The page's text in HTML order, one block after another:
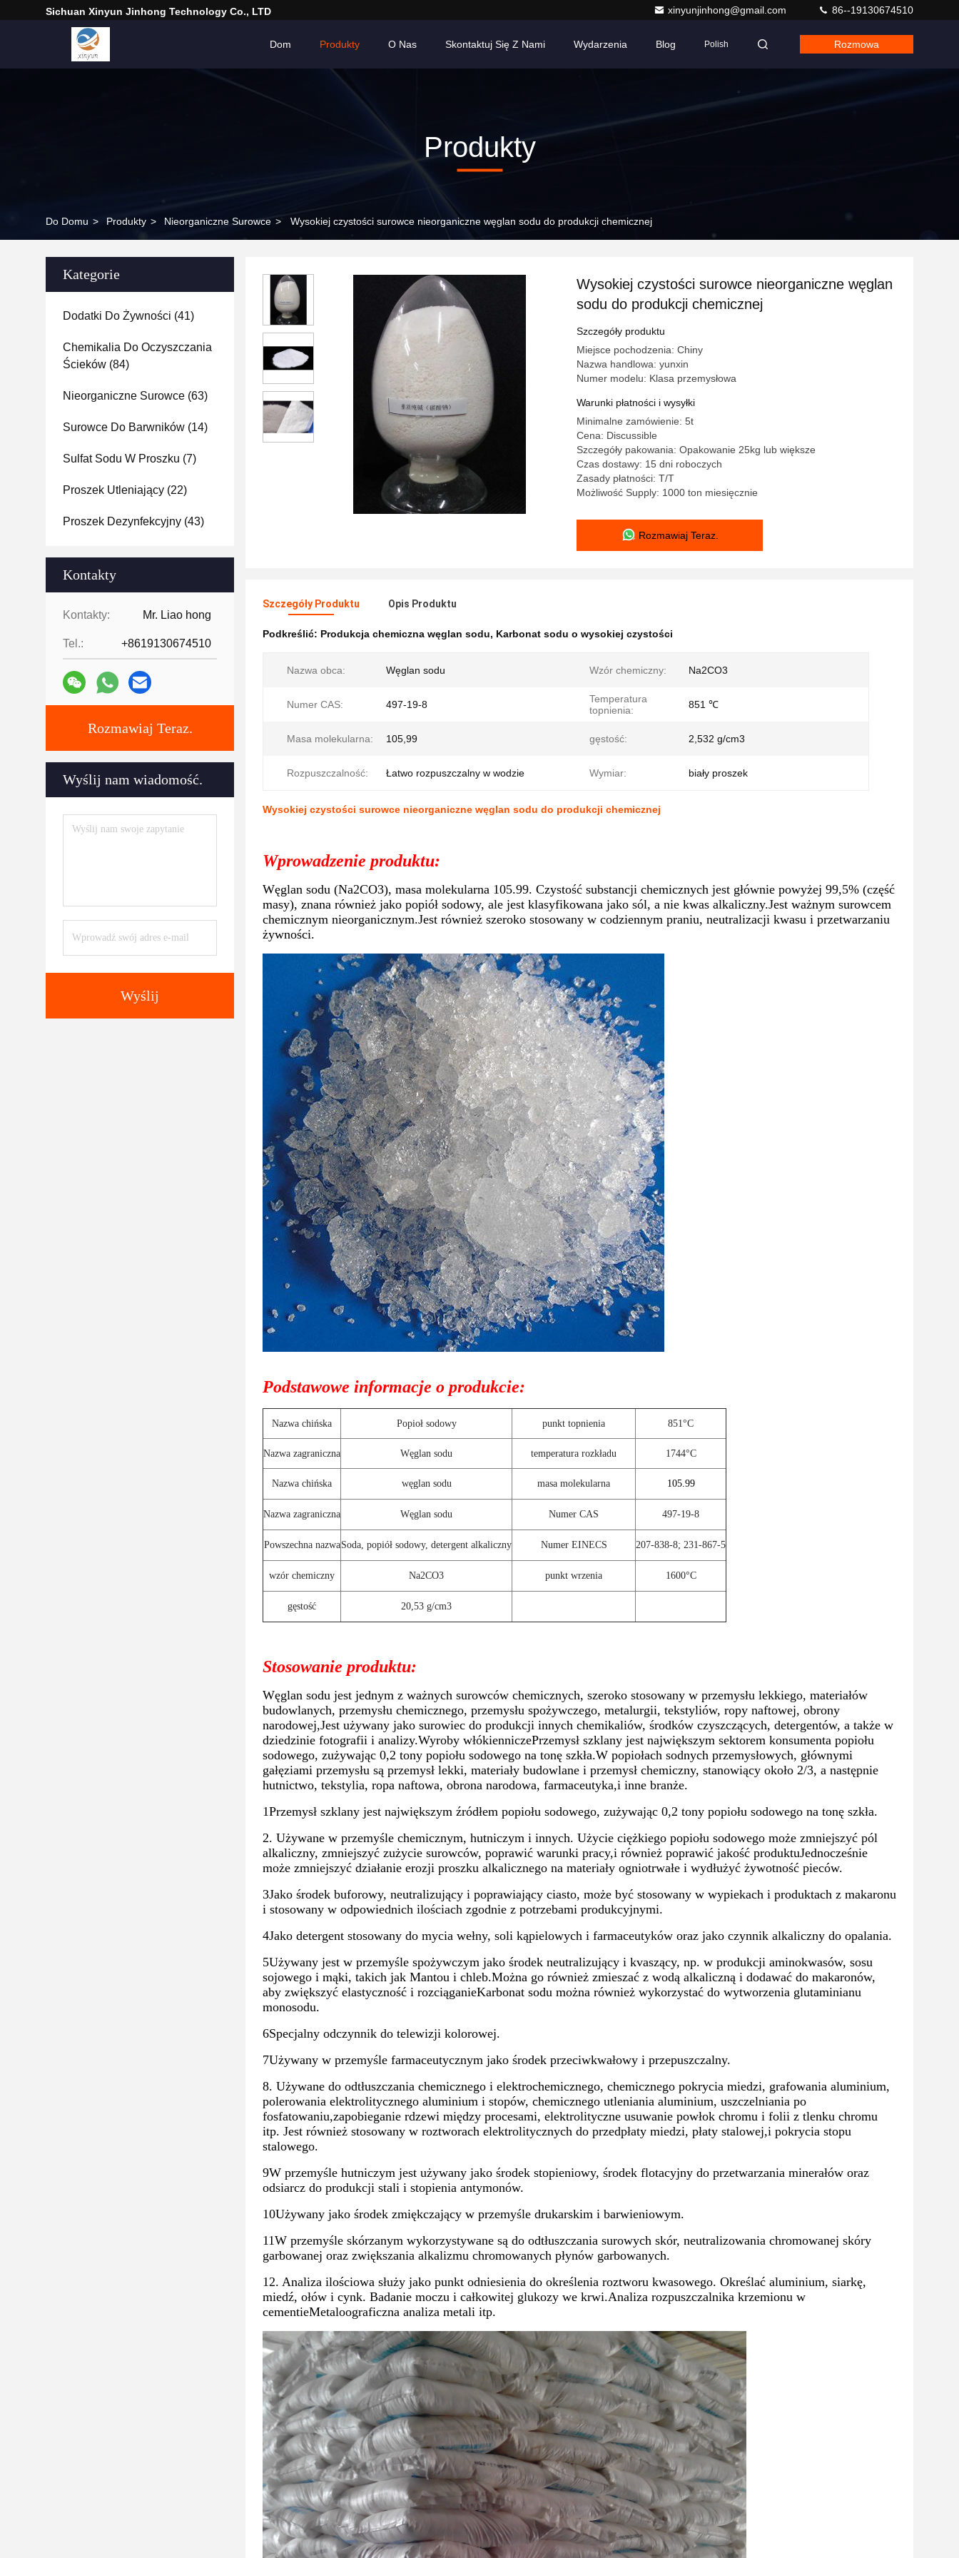
Sichuan Xinyun Jinhong Technology Co., LTD xinyunjinhong@gmail.com 86--19130674510
Dom Produkty O Nas Skontaktuj Się Z Nami Wydarzenia Blog Polish Rozmowa
Produkty
Do Domu > Produkty > Nieorganiczne Surowce > Wysokiej czystości surowce nieorganiczne węglan sodu do produkcji chemicznej
Kategorie
Dodatki Do Żywności (41)
Chemikalia Do Oczyszczania
Ścieków (84)
Nieorganiczne Surowce (63)
Surowce Do Barwników (14)
Sulfat Sodu W Proszku (7)
Proszek Utleniający (22)
Proszek Dezynfekcyjny (43)
Kontakty
Kontakty: Mr. Liao hong
Tel.: +8619130674510
Rozmawiaj Teraz.
Wyślij nam wiadomość.
Wyślij
Wysokiej czystości surowce nieorganiczne węglan
sodu do produkcji chemicznej
Szczegóły produktu
Miejsce pochodzenia: Chiny
Nazwa handlowa: yunxin
Numer modelu: Klasa przemysłowa
Warunki płatności i wysyłki
Minimalne zamówienie: 5t
Cena: Discussible
Szczegóły pakowania: Opakowanie 25kg lub większe
Czas dostawy: 15 dni roboczych
Zasady płatności: T/T
Możliwość Supply: 1000 ton miesięcznie
Rozmawiaj Teraz.
Szczegóły Produktu Opis Produktu
Podkreślić: Produkcja chemiczna węglan sodu, Karbonat sodu o wysokiej czystości
Nazwa obca: Węglan sodu Wzór chemiczny: Na2CO3
Numer CAS: 497-19-8
Temperatura
topnienia:
851 ℃
Masa molekularna: 105,99 gęstość: 2,532 g/cm3
Rozpuszczalność: Łatwo rozpuszczalny w wodzie Wymiar: biały proszek
Wysokiej czystości surowce nieorganiczne węglan sodu do produkcji chemicznej
Wprowadzenie produktu:
Węglan sodu (Na2CO3), masa molekularna 105.99. Czystość substancji chemicznych jest głównie powyżej 99,5% (część
masy), znana również jako popiół sodowy, ale jest klasyfikowana jako sól, a nie kwas alkaliczny.Jest ważnym surowcem
chemicznym nieorganicznym.Jest również szeroko stosowany w codziennym praniu, neutralizacji kwasu i przetwarzaniu
żywności.
Podstawowe informacje o produkcie:
Nazwa chińska Popioł sodowy punkt topnienia 851°C
Nazwa zagraniczna Węglan sodu temperatura rozkładu 1744°C
Nazwa chińska węglan sodu masa molekularna 105.99
Nazwa zagraniczna Węglan sodu Numer CAS 497-19-8
Powszechna nazwaSoda, popiół sodowy, detergent alkaliczny Numer EINECS 207-838-8; 231-867-5
wzór chemiczny Na2CO3 punkt wrzenia 1600°C
gęstość 20,53 g/cm3
Stosowanie produktu:
Węglan sodu jest jednym z ważnych surowców chemicznych, szeroko stosowany w przemysłu lekkiego, materiałów
budowlanych, przemysłu chemicznego, przemysłu spożywczego, metalurgii, tekstyliów, ropy naftowej, obrony
narodowej,Jest używany jako surowiec do produkcji innych chemikaliów, środków czyszczących, detergentów, a także w
dziedzinie fotografii i analizy.Wyroby włókienniczePrzemysł szklany jest największym sektorem konsumenta popiołu
sodowego, zużywając 0,2 tony popiołu sodowego na tonę szkła.W popiołach sodnych przemysłowych, głównymi
gałęziami przemysłu są przemysł lekki, materiały budowlane i przemysł chemiczny, stanowiący około 2/3, a następnie
hutnictwo, tekstylia, ropa naftowa, obrona narodowa, farmaceutyka,i inne branże.
1Przemysł szklany jest największym źródłem popiołu sodowego, zużywając 0,2 tony popiołu sodowego na tonę szkła.
2. Używane w przemyśle chemicznym, hutniczym i innych. Użycie ciężkiego popiołu sodowego może zmniejszyć pól
alkaliczny, zmniejszyć zużycie surowców, poprawić warunki pracy,i również poprawić jakość produktuJednocześnie
może zmniejszyć działanie erozji proszku alkalicznego na materiały ogniotrwałe i wydłużyć żywotność pieców.
3Jako środek buforowy, neutralizujący i poprawiający ciasto, może być stosowany w wypiekach i produktach z makaronu
i stosowany w odpowiednich ilościach zgodnie z potrzebami produkcyjnymi.
4Jako detergent stosowany do mycia wełny, soli kąpielowych i farmaceutyków oraz jako czynnik alkaliczny do opalania.
5Używany jest w przemyśle spożywczym jako środek neutralizujący i kvaszący, np. w produkcji aminokwasów, sosu
sojowego i mąki, takich jak Mantou i chleb.Można go również zmieszać z wodą alkaliczną i dodawać do makaronów,
aby zwiększyć elastyczność i rozciąganieKarbonat sodu można również wykorzystać do wytworzenia glutaminianu
monosodu.
6Specjalny odczynnik do telewizji kolorowej.
7Używany w przemyśle farmaceutycznym jako środek przeciwkwałowy i przepuszczalny.
8. Używane do odtłuszczania chemicznego i elektrochemicznego, chemicznego pokrycia miedzi, grafowania aluminium,
polerowania elektrolitycznego aluminium i stopów, chemicznego utleniania aluminium, uszczelniania po
fosfatowaniu,zapobieganie rdzewi między procesami, elektrolityczne usuwanie powłok chromu i folii z tlenku chromu
itp. Jest również stosowany w roztworach elektrolitycznych do przedpłaty miedzi, płaty stalowej,i pokrycia stopu
stalowego.
9W przemyśle hutniczym jest używany jako środek stopieniowy, środek flotacyjny do przetwarzania minerałów oraz
odsiarcz do produkcji stali i stopienia antymonów.
10Używany jako środek zmiękczający w przemyśle drukarskim i barwieniowym.
11W przemyśle skórzanym wykorzystywane są do odtłuszczania surowych skór, neutralizowania chromowanej skóry
garbowanej oraz zwiększania alkalizmu chromowanych płynów garbowanych.
12. Analiza ilościowa służy jako punkt odniesienia do określenia roztworu kwasowego. Określać aluminium, siarkę,
miedź, ołów i cynk. Badanie moczu i całkowitej glukozy we krwi.Analiza rozpuszczalnika krzemionu w
cementieMetaloograficzna analiza metali itp.